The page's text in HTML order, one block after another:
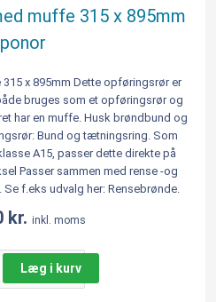
muffe 315 x 895mm
x 895mm Dette opføringsrør er
bruges som et opføringsrør og
har en muffe. Husk brøndbund og
Bund og tætningsring. Som
A15, passer dette direkte på
Passer sammen med rense -og
f.eks udvalg her: Rensebrønde.
kr. inkl. moms
Læg i kurv